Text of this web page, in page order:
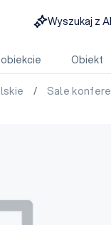
Wyszukaj z AI
Obiekt
/ Sale